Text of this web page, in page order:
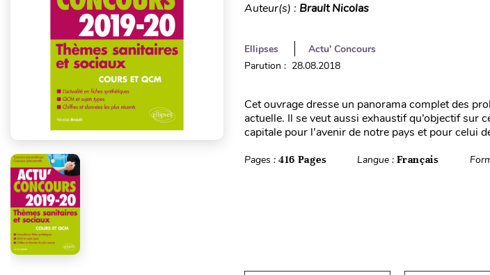
Auteur(s) : Brault Nicolas
Ellipses
Actu' Concours
Parution : 28.08.2018
Cet ouvrage dresse un panorama complet des
actuelle. Il se veut aussi exhaustif qu’objectif sur
capitale pour l’avenir de notre pays et pour celui
Pages : 416 Pages Langue :Français